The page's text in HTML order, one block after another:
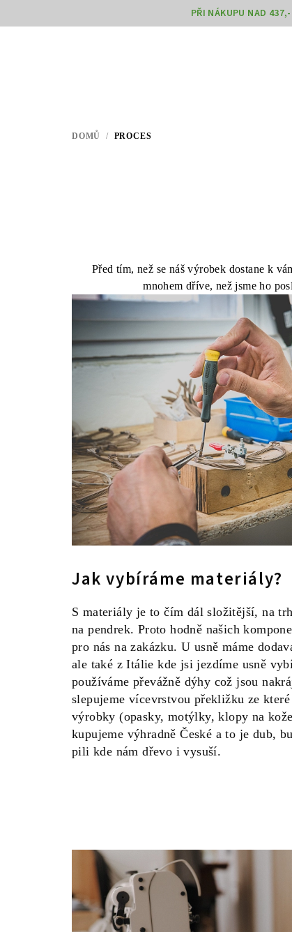
na
PŘI NÁKUPU NAD
DOMŮ / PROCES
Před tím, než se náš výrobek dostane k
mnohem dříve, než jsme ho
Jak vybíráme materiály?
S materiály je to čím dál složitější, na
na pendrek. Proto hodně našich
pro nás na zakázku. U usně máme
ale také z Itálie kde jsi jezdíme usně
používáme převážně dýhy což jsou
slepujeme vícevrstvou překližku ze
výrobky (opasky, motýlky, klopy na
kupujeme výhradně České a to je dub,
pili kde nám dřevo i vysuší.